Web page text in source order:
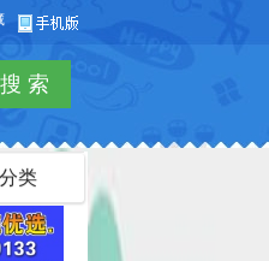
免费发布供求信息，也可以免费发布
搜 索
类